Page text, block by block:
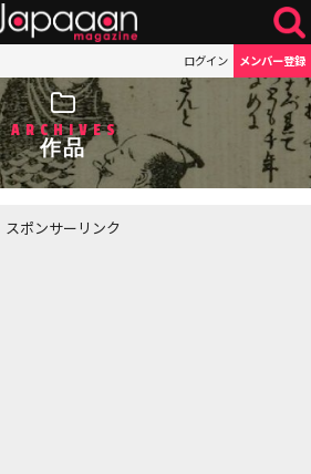
ログイン メンバー登録
ARCHIVES
作品
スポンサーリンク